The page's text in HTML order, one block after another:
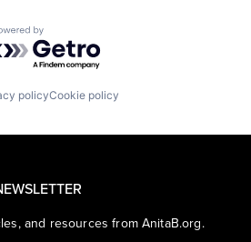
by Getro.com
policyCookie policy
and resources from AnitaB.org.